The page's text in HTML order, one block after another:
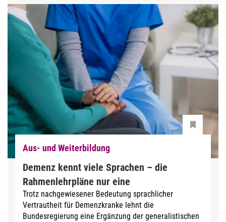
Aus- und Weiterbildung
Demenz kennt viele Sprachen – die
Rahmenlehrpläne nur eine
Trotz nachgewiesener Bedeutung sprachlicher
Vertrautheit für Demenzkranke lehnt die
Bundesregierung eine Ergänzung der generalistischen